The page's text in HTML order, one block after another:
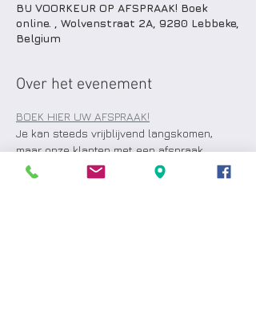
BIJ VOORKEUR OP AFSPRAAK! Boek
online. , Wolvenstraat 2A, 9280 Lebbeke,
Belgium
Over het evenement
BOEK HIER UW AFSPRAAK!
Je kan steeds vrijblijvend langskomen,
maar onze klanten met een afspraak
krijgen steeds voorrang.
: 's avonds ALLEEN op afspraak.
LET OP